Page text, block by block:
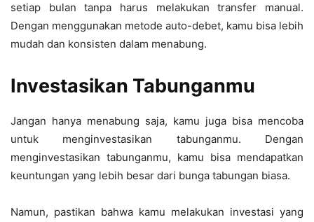
setiap bulan tanpa harus melakukan transfer manual.
Dengan menggunakan metode auto-debet, kamu bisa lebih
mudah dan konsisten dalam menabung.
Investasikan Tabunganmu
Jangan hanya menabung saja, kamu juga bisa mencoba
untuk menginvestasikan tabunganmu. Dengan
menginvestasikan tabunganmu, kamu bisa mendapatkan
keuntungan yang lebih besar dari bunga tabungan biasa.
Namun, pastikan bahwa kamu melakukan investasi yang